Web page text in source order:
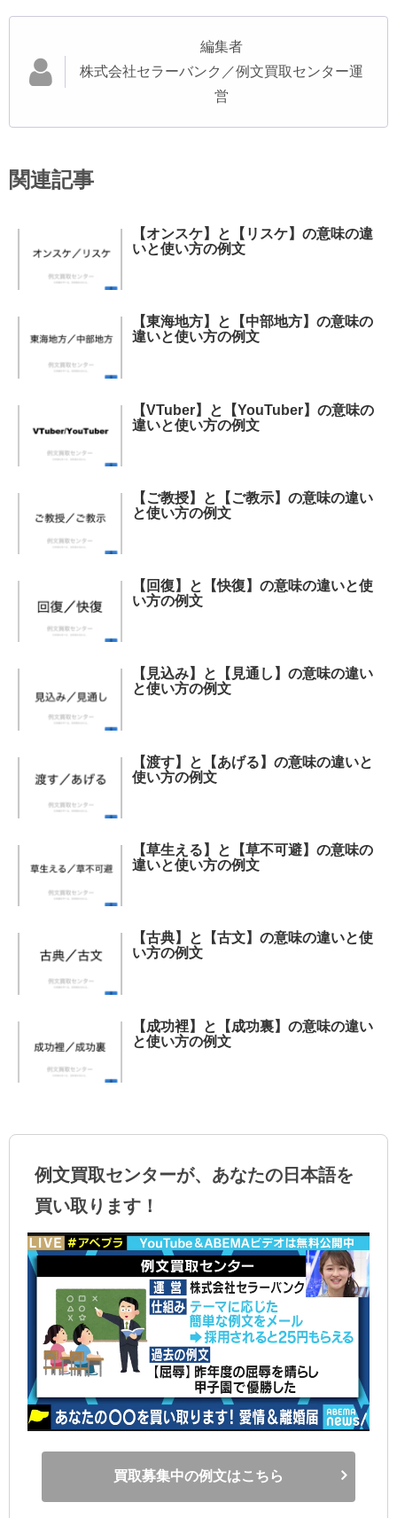
編集者
株式会社セラーバンク／例文買取センター運
営
関連記事
【オンスケ】と【リスケ】の意味の違
いと使い方の例文
【東海地方】と【中部地方】の意味の
違いと使い方の例文
【VTuber】と【YouTuber】の意味の
違いと使い方の例文
【ご教授】と【ご教示】の意味の違い
と使い方の例文
【回復】と【快復】の意味の違いと使
い方の例文
【見込み】と【見通し】の意味の違い
と使い方の例文
【渡す】と【あげる】の意味の違いと
使い方の例文
【草生える】と【草不可避】の意味の
違いと使い方の例文
【古典】と【古文】の意味の違いと使
い方の例文
【成功裡】と【成功裏】の意味の違い
と使い方の例文
例文買取センターが、あなたの日本語を
買い取ります！
買取募集中の例文はこちら